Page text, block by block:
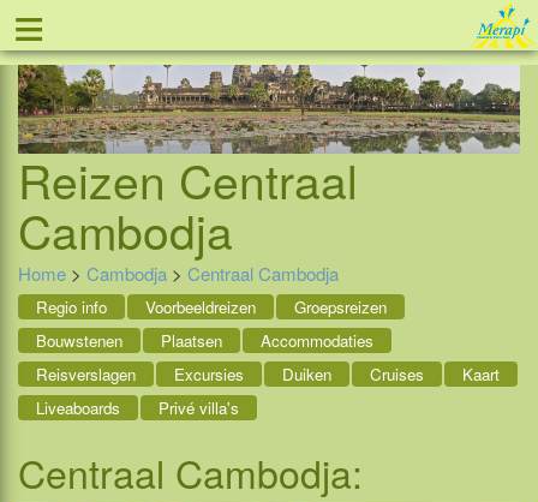
≡ Tel: 088 - 81 11 999
Reizen Centraal
Cambodja
Home > Cambodja > Centraal Cambodja
Regio info Voorbeeldreizen
Groepsreizen
Bouwstenen
Plaatsen
Accommodaties
Reisverslagen
Excursies Duiken Cruises
Kaart
Liveaboards
Privé villa's
Centraal Cambodja: